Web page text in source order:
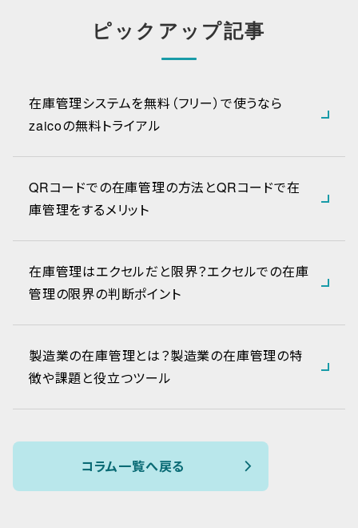
ピックアップ記事
在庫管理システムを無料（フリー）で使うなら
zaicoの無料トライアル
QRコードでの在庫管理の方法とQRコードで在
庫管理をするメリット
在庫管理はエクセルだと限界？エクセルでの在庫
管理の限界の判断ポイント
製造業の在庫管理とは？製造業の在庫管理の特
徴や課題と役立つツール
コラム一覧へ戻る